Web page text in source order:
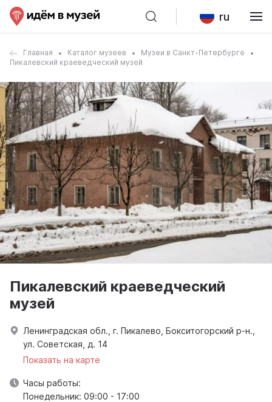
ru
Главная Каталог музеев
Музеи в Санкт-Петербурге
Пикалевский краеведческий музей
Пикалевский краеведческий
музей
Ленинградская обл., г. Пикалево, Бокситогорский р-н.,
ул. Советская, д. 14
Показать на карте
Часы работы:
Понедельник: 09:00 - 17:00